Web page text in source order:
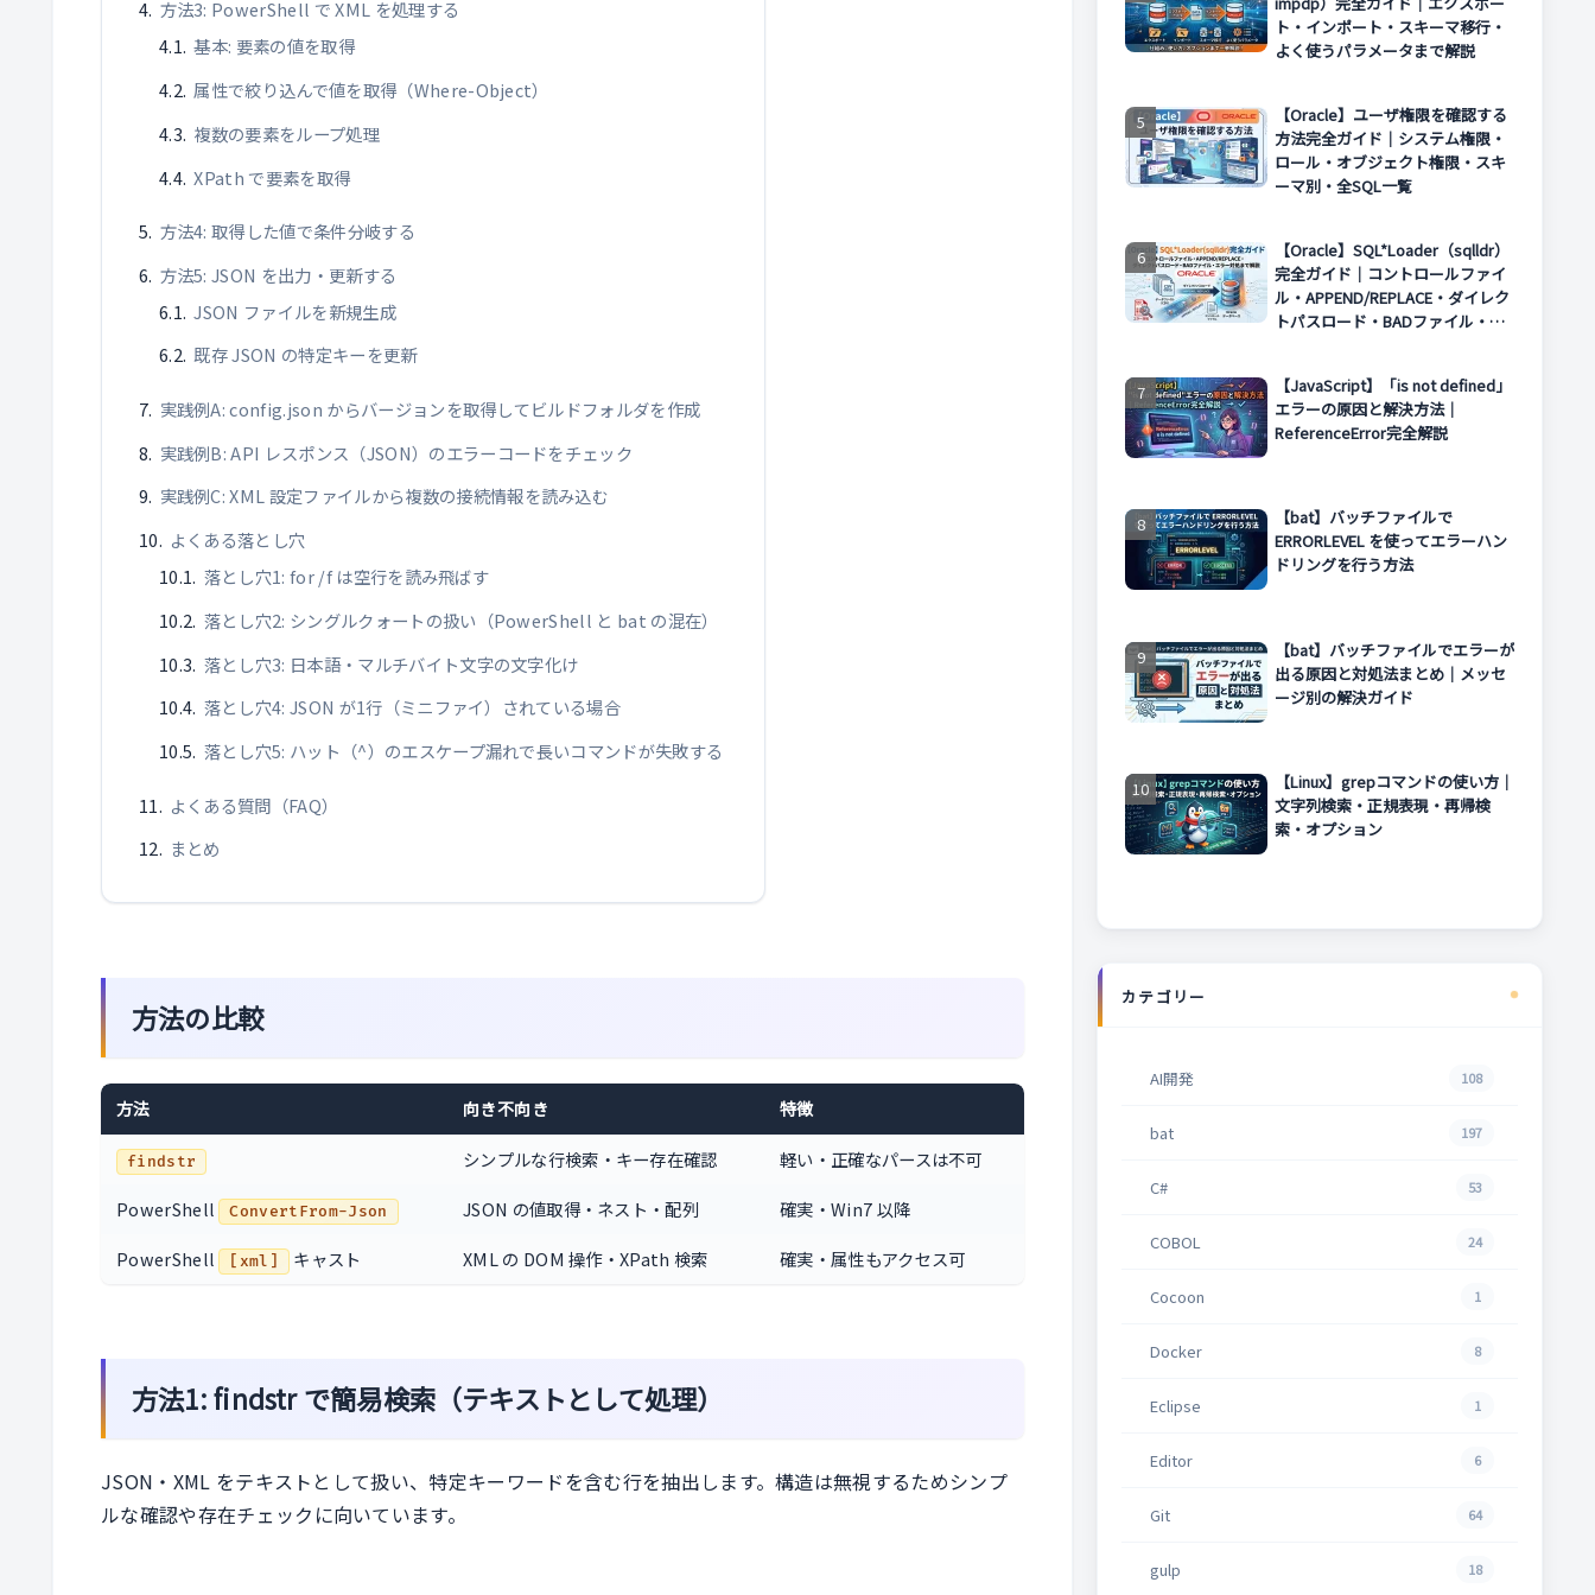
方法3: PowerShell で XML を処理する
基本: 要素の値を取得
属性で絞り込んで値を取得（Where-Object）
複数の要素をループ処理
XPath で要素を取得
方法4: 取得した値で条件分岐する
方法5: JSON を出力・更新する
JSON ファイルを新規生成
既存 JSON の特定キーを更新
実践例A: config.json からバージョンを取得してビルドフォルダを作成
実践例B: API レスポンス（JSON）のエラーコードをチェック
実践例C: XML 設定ファイルから複数の接続情報を読み込む
よくある落とし穴
落とし穴1: for /f は空行を読み飛ばす
落とし穴2: シングルクォートの扱い（PowerShell と bat の混在）
落とし穴3: 日本語・マルチバイト文字の文字化け
落とし穴4: JSON が1行（ミニファイ）されている場合
落とし穴5: ハット（^）のエスケープ漏れで長いコマンドが失敗する
よくある質問（FAQ）
まとめ
方法の比較
方法 向き不向き 特徴
findstr シンプルな行検索・キー存在確認
軽い・正確なパースは不可
PowerShell ConvertFrom-Json JSON の値取得・ネスト・配列
確実・Win7 以降
PowerShell
[xml] キャスト XML の DOM 操作・XPath 検索 確実・属性もアクセス可
方法1: findstr で簡易検索（テキストとして処理）
JSON・XML をテキストとして扱い、特定キーワードを含む行を抽出します。構造は無視するためシンプ
ルな確認や存在チェックに向いています。
ト・インポート・スキーマ移行・
よく使うパラメータまで解説
【Oracle】ユーザ権限を確認する
方法完全ガイド｜システム権限・
ロール・オブジェクト権限・スキ
ーマ別・全SQL一覧
【Oracle】SQL*Loader（sqlldr）
完全ガイド｜コントロールファイ
ル・APPEND/REPLACE・ダイレク
トパスロード・BADファイル・エ
【JavaScript】「is not defined」
エラーの原因と解決方法｜
ReferenceError完全解説
【bat】バッチファイルで
ERRORLEVEL を使ってエラーハン
ドリングを行う方法
【bat】バッチファイルでエラーが
出る原因と対処法まとめ｜メッセ
ージ別の解決ガイド
【Linux】grepコマンドの使い方｜
文字列検索・正規表現・再帰検
索・オプション
カテゴリー
AI開発 108
bat 197
C# 53
COBOL 24
Cocoon 1
Docker 8
Eclipse 1
Editor 6
Git 64
gulp 18